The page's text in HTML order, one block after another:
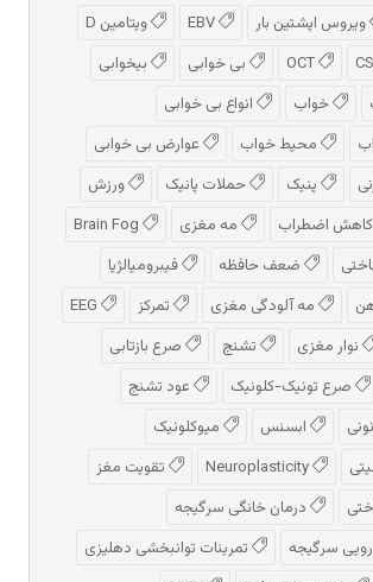
ویروس اپشتین بار
ویتامین D
بی خوابی
بیخوابی
خواب
انواع بی خوابی
محیط خواب
عوارض بی خوابی
پنیک حملات پانیک
ورزش
کاهش اضطراب مه مغزی
ضعف حافظه
فیبرومیالژیا
مه‌ آلودگی مغزی تمرکز
نوار مغزی تشنج
صرع بازتابی
صرع تونیک-کلونیک
عود تشنج
ابسنس
میوکلونیک
تقویت مغز
درمان خانگی سرگیجه
سرگیجه
تمرینات توانبخشی دهلیزی